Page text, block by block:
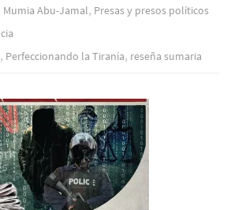
Mumia Abu-Jamal, Presas y presos polí­ticos
, Perfeccionando la Tiranía, reseña sumaria